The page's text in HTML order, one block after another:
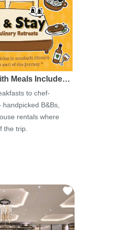
Meals Include…
to chef-
B&Bs,
rentals where
the trip.